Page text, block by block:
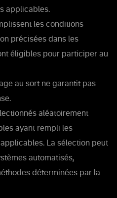
applicables.
les conditions
précisées dans les
éligibles pour participer au
au sort ne garantit pas
aléatoirement
ayant rempli les
La sélection peut
automatisés,
déterminées par la